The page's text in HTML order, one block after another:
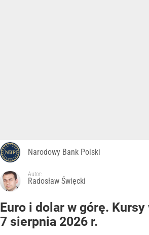
Narodowy Bank Polski
Autor:
Radosław Święcki
Euro i dolar w górę. Kursy
7 sierpnia 2026 r.